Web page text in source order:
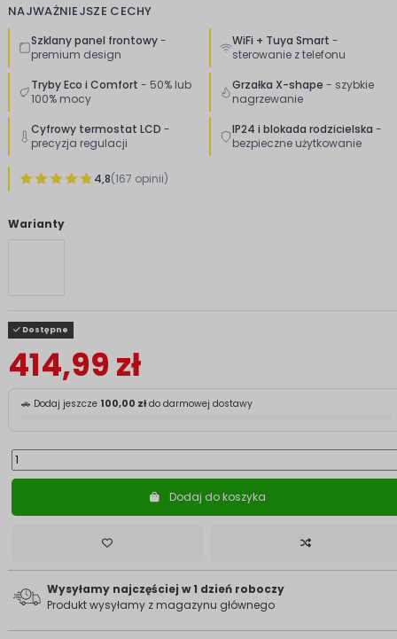
NAJWAŻNIEJSZE CECHY
Szklany panel frontowy-
premium design
WiFi + Tuya Smart -
sterowanie z telefonu
Tryby Eco i Comfort - 50% lub
100% mocy
Grzałka X-shape - szybkie
nagrzewanie
Cyfrowy termostat LCD -
precyzja regulacji
IP24 i blokada rodzicielska -
bezpieczne użytkowanie
4,8(167 opinii)
Warianty
Dostępne
414,99 zł
🚗 Dodaj jeszcze 100,00 złdo darmowej dostawy
Dodaj do koszyka
Wysyłamy najczęściej w 1 dzień roboczy
Produkt wysyłamy z magazynu głównego